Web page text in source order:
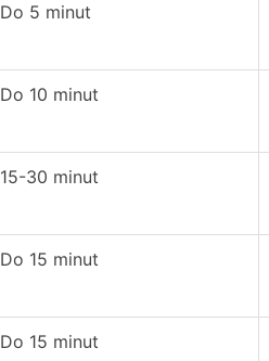
Do 5 minut
Do 10 minut
15-30 minut
Do 15 minut
Do 15 minut